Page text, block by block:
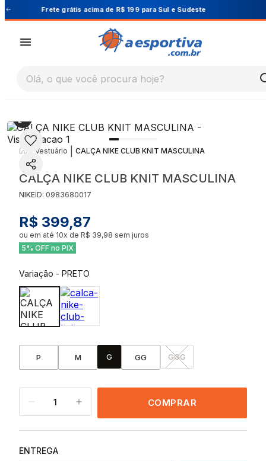
Frete grátis acima de R$ 199 para Sul e Sudeste
Olá, o que você procura hoje?
Vestuário CALÇA NIKE CLUB KNIT MASCULINA
CALÇA NIKE CLUB KNIT MASCULINA
NIKEID: 0983680017
R$ 399,87
ou em até 10x de R$ 39,98 sem juros
5% OFF no PIX
Variação - PRETO
P M G GG GGG
1 COMPRAR
ENTREGA